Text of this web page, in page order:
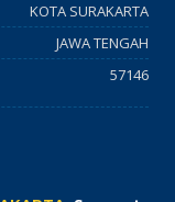
KOTA SURAKARTA
JAWA TENGAH
57146